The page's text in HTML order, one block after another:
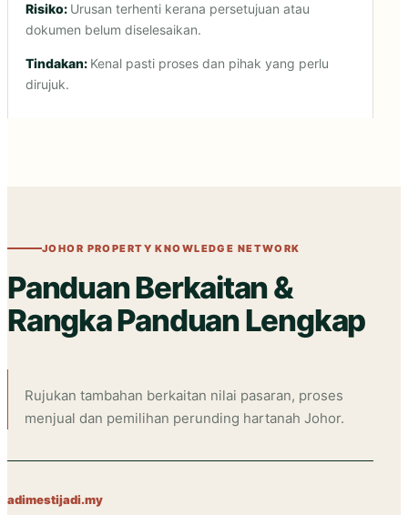
Urusan terhenti kerana persetujuan atau
dokumen belum diselesaikan.
Kenal pasti proses dan pihak yang perlu
dirujuk.
JOHOR PROPERTY KNOWLEDGE NETWORK
Panduan Berkaitan &
Rangka Panduan Lengkap
Rujukan tambahan berkaitan nilai pasaran, proses
menjual dan pemilihan perunding hartanah Johor.
adimestijadi.my